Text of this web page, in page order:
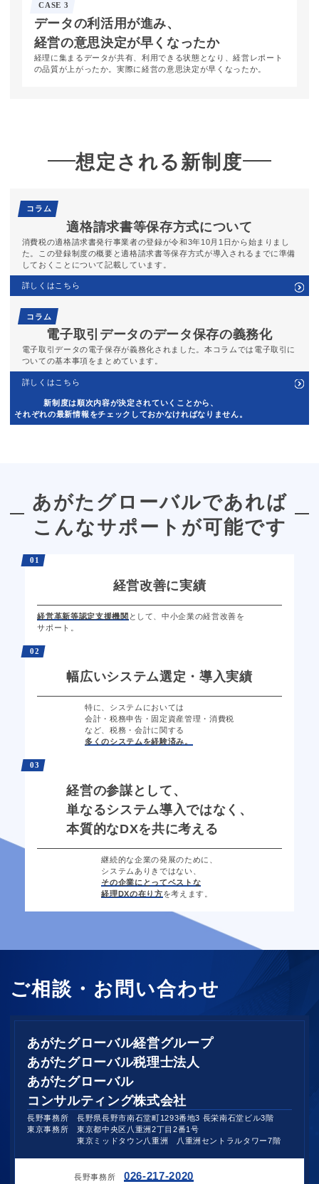
CASE 3
データの利活用が進み、
経営の意思決定が早くなったか
経理に集まるデータが共有、利用できる状態となり、経営レポート
の品質が上がったか。実際に経営の意思決定が早くなったか。
想定される新制度
コラム
適格請求書等保存方式について
消費税の適格請求書発行事業者の登録が令和3年10月1日から始まりまし
た。この登録制度の概要と適格請求書等保存方式が導入されるまでに準備
しておくことについて記載しています。
詳しくはこちら
コラム
電子取引データのデータ保存の義務化
電子取引データの電子保存が義務化されました。本コラムでは電子取引に
ついての基本事項をまとめています。
詳しくはこちら
新制度は順次内容が決定されていくことから、
それぞれの最新情報をチェックしておかなければなりません。
あがたグローバルであれば
こんなサポートが可能です
01
経営改善に実績
経営革新等認定支援機関 として、中小企業の経営改善を
サポート。
02
幅広いシステム選定・導入実績
特に、システムにおいては
会計・税務申告・固定資産管理・消費税
など、税務・会計に関する
多くのシステムを経験済み。
03
経営の参謀として、
単なるシステム導入ではなく、
本質的なDXを共に考える
継続的な企業の発展のために、
システムありきではない、
その企業にとってベストな
経理DXの在り方を考えます。
ご相談・お問い合わせ
長野事務所026-217-2020
あがたグローバル経営グループ
あがたグローバル税理士法人
あがたグローバル
コンサルティング株式会社
長野事務所 長野県長野市南石堂町1293番地3 長栄南石堂ビル3階
東京事務所 東京都中央区八重洲2丁目2番1号
東京ミッドタウン八重洲 八重洲セントラルタワー7階